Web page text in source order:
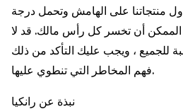
منتجاتنا على الهامش وتحمل درجة
أن تخسر كل رأس مالك. قد لا
للجميع ، ويجب عليك التأكد من ذلك
فهم المخاطر التي تنطوي عليها.
نبذة عن رانكيا